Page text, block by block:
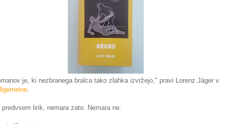
je, ki nezbranega bralca tako zlahka izvržejo," pravi Lorenz Jäger v
.
predvsem lirik, nemara zato. Nemara ne.